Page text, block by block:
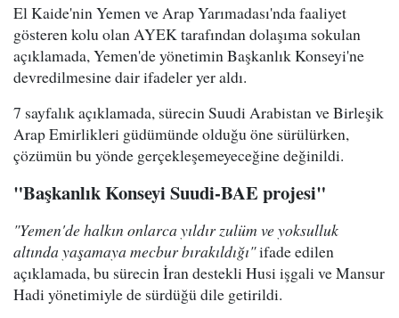
El Kaide'nin Yemen ve Arap Yarımadası'nda faaliyet
gösteren kolu olan AYEK tarafından dolaşıma sokulan
açıklamada, Yemen'de yönetimin Başkanlık Konseyi'ne
devredilmesine dair ifadeler yer aldı.
7 sayfalık açıklamada, sürecin Suudi Arabistan ve Birleşik
Arap Emirlikleri güdümünde olduğu öne sürülürken,
çözümün bu yönde gerçekleşemeyeceğine değinildi.
"Başkanlık Konseyi Suudi-BAE projesi"
"Yemen'de halkın onlarca yıldır zulüm ve yoksulluk
altında yaşamaya mecbur bırakıldığı"ifade edilen
açıklamada, bu sürecin İran destekli Husi işgali ve Mansur
Hadi yönetimiyle de sürdüğü dile getirildi.